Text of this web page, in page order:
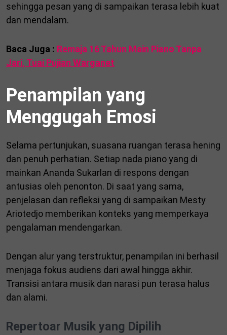
sehingga pesan yang di sampaikan terasa lebih kuat
dan mendalam.
Baca Juga : Remaja 16 Tahun Main Piano Tanpa
Jari, Tuai Pujian Warganet
Penampilan yang
Menggugah Emosi
Selama pertunjukan, suasana ruangan terasa hening
dan penuh perhatian. Setiap nada piano yang di
mainkan Ananda Sukarlan di respons dengan
antusias oleh penonton. Di saat yang sama,
penjelasan dan refleksi yang di sampaikan Mesty
Ariotedjo memberikan konteks yang memperkaya
pengalaman mendengarkan.
Dengan alur yang terstruktur, penampilan ini berhasil
menjaga fokus audiens dari awal hingga akhir.
Transisi antara musik dan narasi pun terasa halus
dan alami.
Repertoar Musik yang Dipilih